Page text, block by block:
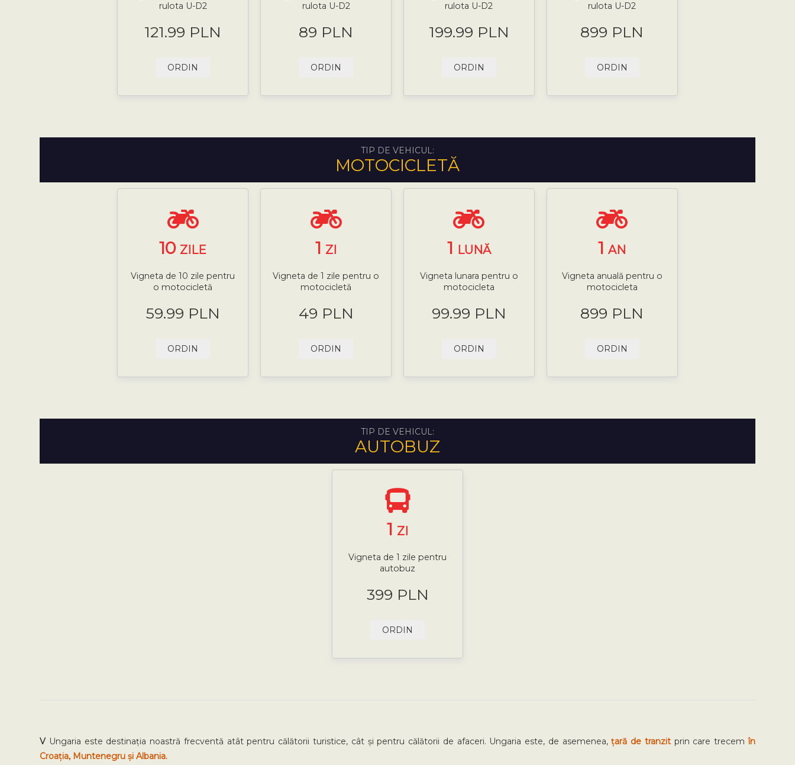
rulota U-D2
121.99 PLN
ORDIN
rulota U-D2
89 PLN
ORDIN
rulota U-D2
199.99 PLN
ORDIN
rulota U-D2
899 PLN
ORDIN
TIP DE VEHICUL:
MOTOCICLETĂ
10 ZILE
Vigneta de 10 zile pentru
o motocicletă
59.99 PLN
ORDIN
1 ZI
Vigneta de 1 zile pentru o
motocicletă
49 PLN
ORDIN
1 LUNĂ
Vigneta lunara pentru o
motocicleta
99.99 PLN
ORDIN
1AN
Vigneta anuală pentru o
motocicleta
899 PLN
ORDIN
TIP DE VEHICUL:
AUTOBUZ
1 ZI
Vigneta de 1 zile pentru
autobuz
399 PLN
ORDIN
V Ungaria este destinația noastră frecventă atât pentru călătorii turistice, cât și pentru călătorii de afaceri. Ungaria este, de asemenea,țară de tranzit prin care trecemîn
Croația, Muntenegru și Albania.